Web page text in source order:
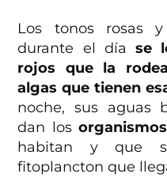
Los tonos rosas
durante el día se
rojos que la
algas que tienen
noche, sus aguas
dan los
habitan y que
fitoplancton que